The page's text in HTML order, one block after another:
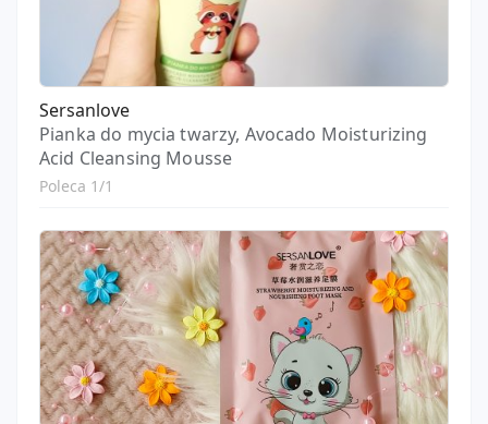
Sersanlove
Pianka do mycia twarzy, Avocado Moisturizing
Acid Cleansing Mousse
Poleca 1/1